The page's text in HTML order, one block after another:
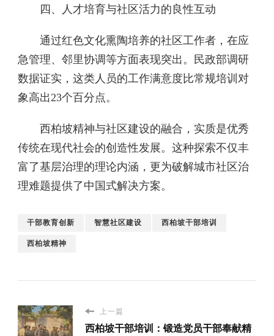
四、人才培育与社区活力的良性互动
通过红色文化熏陶培养的社区工作者，在应
急管理、邻里协调等方面表现突出。民政部调研
数据证实，这类人员的工作满意度比常规培训对
象高出23个百分点。
西柏坡精神与社区建设的融合，实质是优秀
传统在现代社会的创造性发展。这种探索不仅丰
富了基层治理的理论内涵，更为破解城市社区治
理难题提供了中国式解决方案。
干部教育创新 智慧社区建设 西柏坡干部培训
西柏坡精神
上一篇
西柏坡干部培训：锻造党员干部奉献精